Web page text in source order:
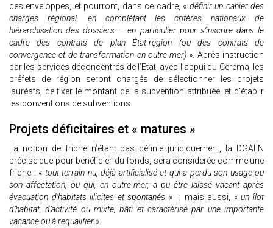
ces enveloppes, et pourront, dans ce cadre, « définir un cahier des
charges régional, en complétant les critères nationaux de
hiérarchisation des dossiers – en particulier pour s’inscrire dans le
cadre des contrats de plan État-région (ou des contrats de
convergence et de transformation en outre-mer) ». Après instruction
par les services déconcentrés de l’Etat, avec l’appui du Cerema, les
préfets de région seront chargés de sélectionner les projets
lauréats, de fixer le montant de la subvention attribuée, et d’établir
les conventions de subventions.
Projets déficitaires et « matures »
La notion de friche n’étant pas définie juridiquement, la DGALN
précise que pour bénéficier du fonds, sera considérée comme une
friche : « tout terrain nu, déjà artificialisé et qui a perdu son usage ou
son affectation, ou qui, en outre-mer, a pu être laissé vacant après
évacuation d’habitats illicites et spontanés » ; mais aussi, «un îlot
d’habitat, d’activité ou mixte, bâti et caractérisé par une importante
vacance ou à requalifier ».